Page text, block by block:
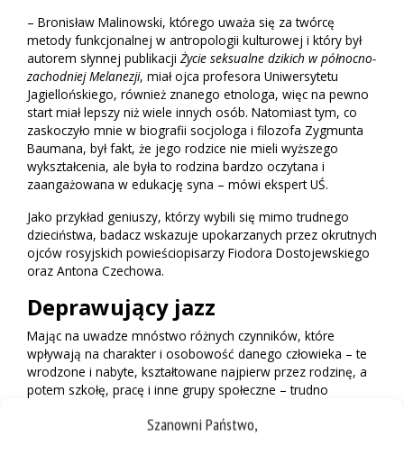
Szanowni Państwo,
– Bronisław Malinowski, którego uważa się za twórcę
metody funkcjonalnej w antropologii kulturowej i który był
autorem słynnej publikacji Życie seksualne dzikich w północno-
zachodniej Melanezji, miał ojca profesora Uniwersytetu
Jagiellońskiego, również znanego etnologa, więc na pewno
start miał lepszy niż wiele innych osób. Natomiast tym, co
zaskoczyło mnie w biografii socjologa i filozofa Zygmunta
Baumana, był fakt, że jego rodzice nie mieli wyższego
wykształcenia, ale była to rodzina bardzo oczytana i
zaangażowana w edukację syna – mówi ekspert UŚ.
Jako przykład geniuszy, którzy wybili się mimo trudnego
dzieciństwa, badacz wskazuje upokarzanych przez okrutnych
ojców rosyjskich powieściopisarzy Fiodora Dostojewskiego
oraz Antona Czechowa.
Deprawujący jazz
Mając na uwadze mnóstwo różnych czynników, które
wpływają na charakter i osobowość danego człowieka – te
wrodzone i nabyte, kształtowane najpierw przez rodzinę, a
potem szkołę, pracę i inne grupy społeczne – trudno
pewno sprawi, że ktoś dostanie Nagrodę Nobla, a ktoś inny